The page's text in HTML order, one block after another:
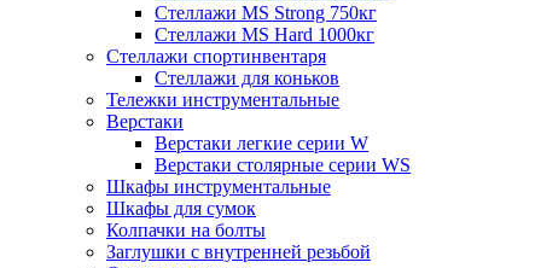
Стеллажи MS Strong 750кг
Стеллажи MS Hard 1000кг
Стеллажи спортинвентаря
Стеллажи для коньков
Тележки инструментальные
Верстаки
Верстаки легкие серии W
Верстаки столярные серии WS
Шкафы инструментальные
Шкафы для сумок
Колпачки на болты
Заглушки с внутренней резьбой